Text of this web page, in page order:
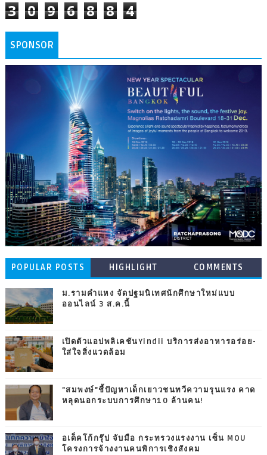
3 0 9 6 8 8 4
SPONSOR
POPULAR POSTS HIGHLIGHT COMMENTS
ม.รามคำแหง จัดปฐมนิเทศนักศึกษาใหม่แบบ
ออนไลน์ 3 ส.ค.นี้
เปิดตัวแอปพลิเคชันYindii บริการส่งอาหารอร่อย-
ใส่ใจสิ่งแวดล้อม
"สมพงษ์"ชี้ปัญหาเด็กเยาวชนทวีความรุนแรง คาด
หลุดนอกระบบการศึกษา10 ล้านคน!
อเด็คโก้กรุ๊ป จับมือ กระทรวงแรงงาน เซ็น MOU
โครงการจ้างงานคนพิการเชิงสังคม